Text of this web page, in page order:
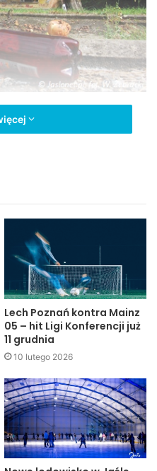
Miejskim Planie
zagospodarowany.
typu zainteresowanie
więc wychodzimy
jednocześnie
Ryszard Pabian.
Lech Poznań kontra Mainz
05 – hit Ligi Konferencji już
11 grudnia
10 lutego 2026